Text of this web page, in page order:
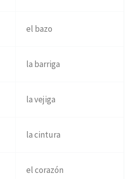
el bazo
la barriga
la vejiga
la cintura
el corazón